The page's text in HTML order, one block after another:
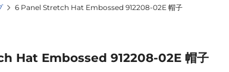
6 Panel Stretch Hat Embossed 912208-02E 帽子
Hat Embossed 912208-02E 帽子